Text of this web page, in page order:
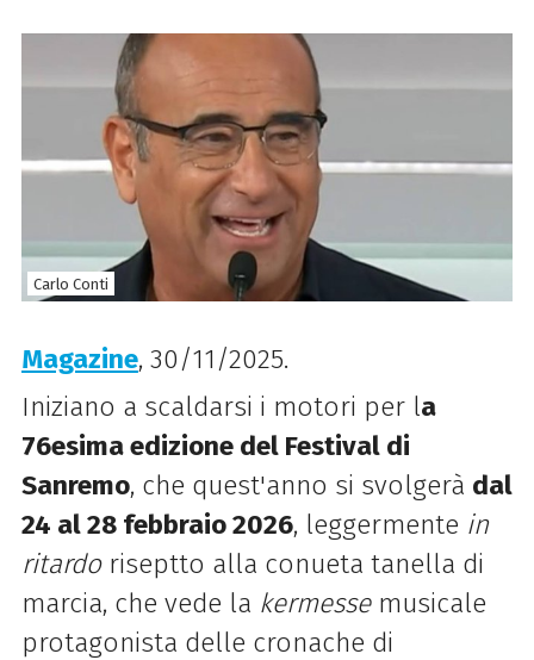
Carlo Conti
Magazine, 30/11/2025.
Iniziano a scaldarsi i motori per la
76esima edizione del Festival di
Sanremo, che quest'anno si svolgerà dal
24 al 28 febbraio 2026, leggermente in
ritardoriseptto alla conueta tanella di
marcia, che vede la kermessemusicale
protagonista delle cronache di